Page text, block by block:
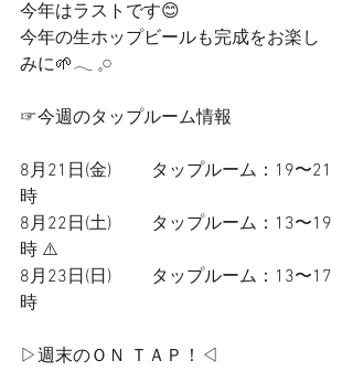
今年はラストです😊
今年の生ホップビールも完成をお楽し
みに🌱𓂃 𓈒𓏸
☞今週のタップルーム情報
8月21日(金)         タップルーム：19〜21
時
8月22日(土)         タップルーム：13〜19
時 ⚠️
8月23日(日)         タップルーム：13〜17
時
▷週末のＯＮ ＴＡＰ！◁